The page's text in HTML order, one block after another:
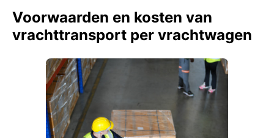
Voorwaarden en kosten van
vrachttransport per vrachtwagen